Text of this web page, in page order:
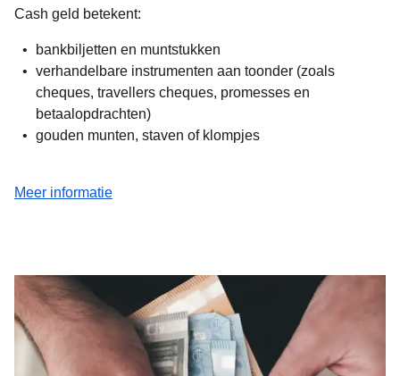
Cash geld betekent:
bankbiljetten en muntstukken
verhandelbare instrumenten aan toonder (zoals
cheques, travellers cheques, promesses en
betaalopdrachten)
gouden munten, staven of klompjes
Meer informatie(